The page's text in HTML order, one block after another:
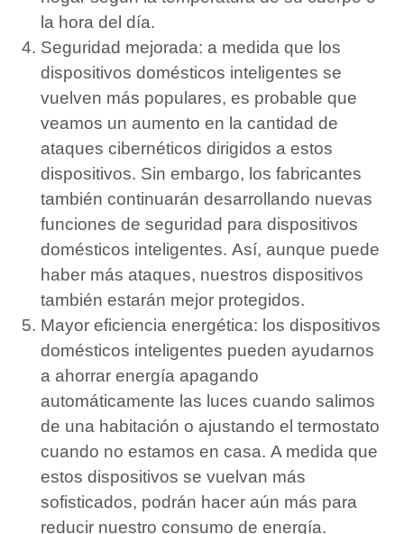
la hora del día.
Seguridad mejorada: a medida que los
dispositivos domésticos inteligentes se
vuelven más populares, es probable que
veamos un aumento en la cantidad de
ataques cibernéticos dirigidos a estos
dispositivos. Sin embargo, los fabricantes
también continuarán desarrollando nuevas
funciones de seguridad para dispositivos
domésticos inteligentes. Así, aunque puede
haber más ataques, nuestros dispositivos
también estarán mejor protegidos.
Mayor eficiencia energética: los dispositivos
domésticos inteligentes pueden ayudarnos
a ahorrar energía apagando
automáticamente las luces cuando salimos
de una habitación o ajustando el termostato
cuando no estamos en casa. A medida que
estos dispositivos se vuelvan más
sofisticados, podrán hacer aún más para
reducir nuestro consumo de energía.